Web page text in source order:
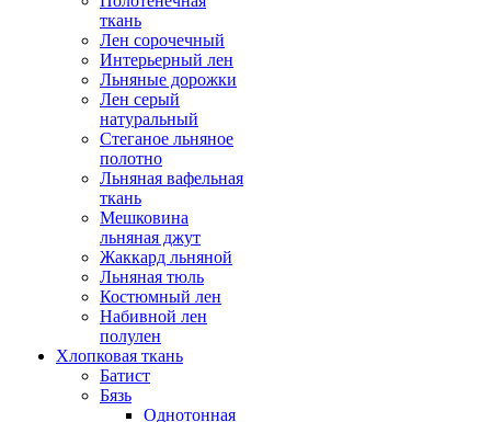
ткань
Лен сорочечный
Интерьерный лен
Льняные дорожки
Лен серый
натуральный
Стеганое льняное
полотно
Льняная вафельная
ткань
Мешковина
льняная джут
Жаккард льняной
Льняная тюль
Костюмный лен
Набивной лен
полулен
Хлопковая ткань
Батист
Бязь
Однотонная